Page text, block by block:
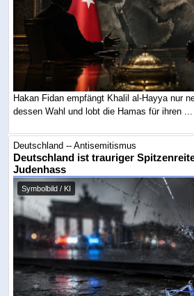
Hakan Fidan empfängt Khalil al-Hayya nur
dessen Wahl und lobt die Hamas für ihren ...
Deutschland -- Antisemitismus
Deutschland ist trauriger
Judenhass
Symbolbild / KI